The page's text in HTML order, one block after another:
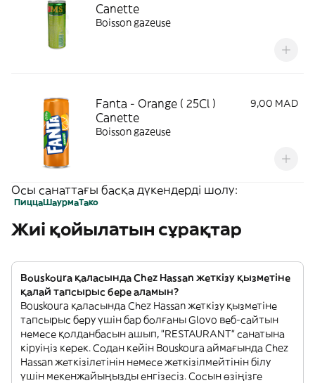
Canette
Boisson gazeuse
Fanta - Orange ( 25Cl )
Canette
9,00 MAD
Boisson gazeuse
Осы санаттағы басқа дүкендерді шолу:
ПиццаШаурмаТако
Жиі қойылатын сұрақтар
Bouskoura қаласында Chez Hassan жеткізу қызметіне
қалай тапсырыс бере аламын?
Bouskoura қаласында Chez Hassan жеткізу қызметіне
тапсырыс беру үшін бар болғаны Glovo веб-сайтын
немесе қолданбасын ашып, "RESTAURANT" санатына
кіруіңіз керек. Содан кейін Bouskoura аймағында Chez
Hassan жеткізілетінін немесе жеткізілмейтінін білу
үшін мекенжайыңызды енгізесіз. Сосын өзіңізге